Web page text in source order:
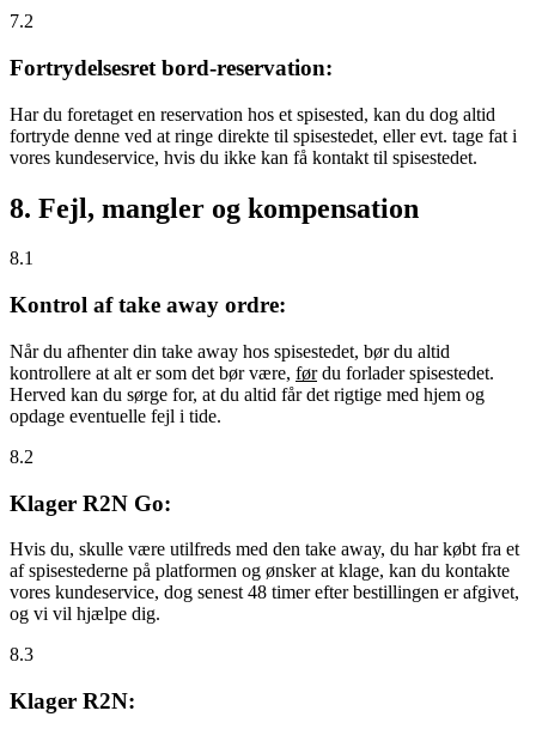
7.2
Fortrydelsesret bord-reservation:
Har du foretaget en reservation hos et spisested, kan du dog altid
fortryde denne ved at ringe direkte til spisestedet, eller evt. tage fat i
vores kundeservice, hvis du ikke kan få kontakt til spisestedet.
8. Fejl, mangler og kompensation
8.1
Kontrol af take away ordre:
Når du afhenter din take away hos spisestedet, bør du altid
kontrollere at alt er som det bør være, førdu forlader spisestedet.
Herved kan du sørge for, at du altid får det rigtige med hjem og
opdage eventuelle fejl i tide.
8.2
Klager R2N Go:
Hvis du, skulle være utilfreds med den take away, du har købt fra et
af spisestederne på platformen og ønsker at klage, kan du kontakte
vores kundeservice, dog senest 48 timer efter bestillingen er afgivet,
og vi vil hjælpe dig.
8.3
Klager R2N: